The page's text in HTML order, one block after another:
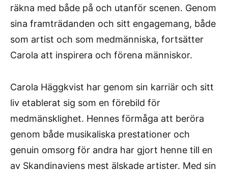
räkna med både på och utanför scenen. Genom
sina framträdanden och sitt engagemang, både
som artist och som medmänniska, fortsätter
Carola att inspirera och förena människor.
Carola Häggkvist har genom sin karriär och sitt
liv etablerat sig som en förebild för
medmänsklighet. Hennes förmåga att beröra
genom både musikaliska prestationer och
genuin omsorg för andra har gjort henne till en
av Skandinaviens mest älskade artister. Med sin